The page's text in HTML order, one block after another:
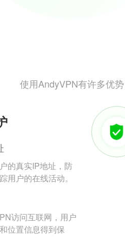
使用AndyVPN有许多优
的真实IP地址，防
用户的在线活动。
访问互联网，用户
位置信息得到保